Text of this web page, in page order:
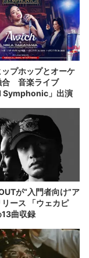
プホップとオーケ
合 音楽ライブ
Symphonic」出演
が“入門者向け”ア
ース 「ウェカピ
曲収録